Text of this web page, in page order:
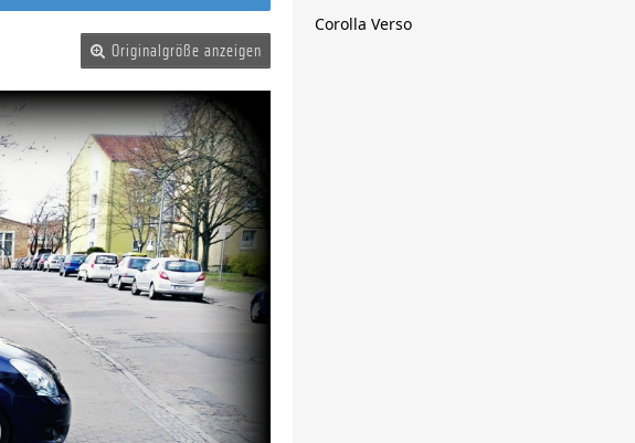
Originalgröße anzeigen
Corolla Verso